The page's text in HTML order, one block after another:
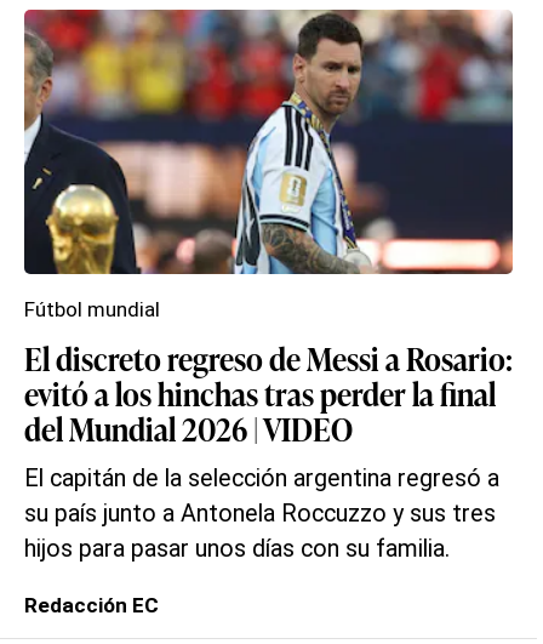
El discreto regreso de Messi a Rosario:
evitó a los hinchas tras perder la final
del Mundial 2026 | VIDEO
El capitán de la selección argentina regresó a
su país junto a Antonela Roccuzzo y sus tres
hijos para pasar unos días con su familia.
Fútbol mundial
Redacción EC